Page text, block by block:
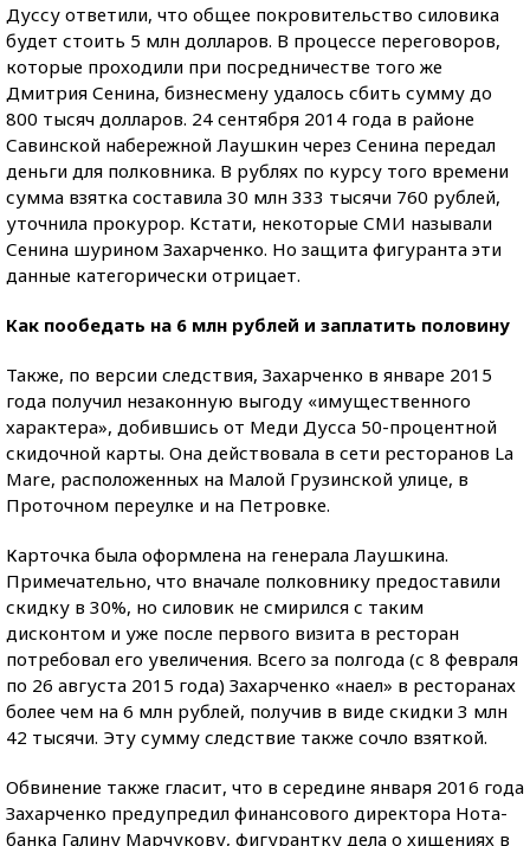
Дуссу ответили, что общее покровительство силовика
будет стоить 5 млн долларов. В процессе переговоров,
которые проходили при посредничестве того же
Дмитрия Сенина, бизнесмену удалось сбить сумму до
800 тысяч долларов. 24 сентября 2014 года в районе
Савинской набережной Лаушкин через Сенина передал
деньги для полковника. В рублях по курсу того времени
сумма взятка составила 30 млн 333 тысячи 760 рублей,
уточнила прокурор. Кстати, некоторые СМИ называли
Сенина шурином Захарченко. Но защита фигуранта эти
данные категорически отрицает.
Как пообедать на 6 млн рублей и заплатить половину
Также, по версии следствия, Захарченко в январе 2015
года получил незаконную выгоду «имущественного
характера», добившись от Меди Дусса 50-процентной
скидочной карты. Она действовала в сети ресторанов La
Mare, расположенных на Малой Грузинской улице, в
Проточном переулке и на Петровке.
Карточка была оформлена на генерала Лаушкина.
Примечательно, что вначале полковнику предоставили
скидку в 30%, но силовик не смирился с таким
дисконтом и уже после первого визита в ресторан
потребовал его увеличения. Всего за полгода (с 8 февраля
по 26 августа 2015 года) Захарченко «наел» в ресторанах
более чем на 6 млн рублей, получив в виде скидки 3 млн
42 тысячи. Эту сумму следствие также сочло взяткой.
Обвинение также гласит, что в середине января 2016 года
Захарченко предупредил финансового директора Нота-
банка Галину Марчукову, фигурантку дела о хищениях в